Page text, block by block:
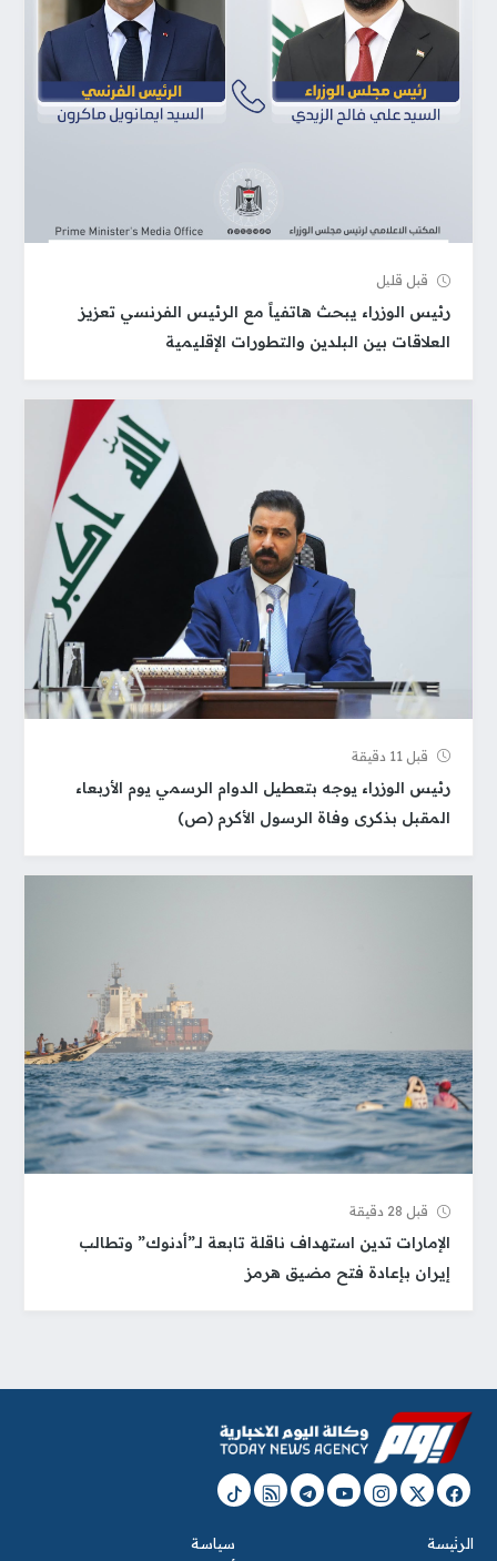
قبل قلیل
رئيس الوزراء يبحث هاتفياً مع الرئيس الفرنسي تعزيز
العلاقات بين البلدين والتطورات الإقليمية
قبل 11 دقيقة
رئيس الوزراء يوجه بتعطيل الدوام الرسمي يوم الأربعاء
المقبل بذكرى وفاة الرسول الأكرم (ص)
قبل 28 دقيقة
الإمارات تدين استهداف ناقلة تابعة لـ”أدنوك” وتطالب
إيران بإعادة فتح مضيق هرمز
الرئيسة
سياسة